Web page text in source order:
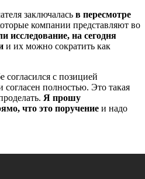
заключалась в пересмотре
компании представляют во
исследование, на сегодня
и их можно сократить как
согласился с позицией
полностью. Это такая
Я прошу
что это поручение и надо